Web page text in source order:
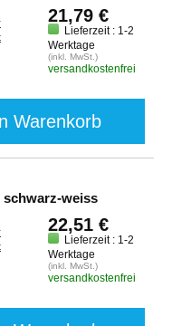
21,79 €
Lieferzeit : 1-2
Werktage
(inkl. MwSt.)
versandkostenfrei
Warenkorb
schwarz-weiss
22,51 €
Lieferzeit : 1-2
Werktage
(inkl. MwSt.)
versandkostenfrei